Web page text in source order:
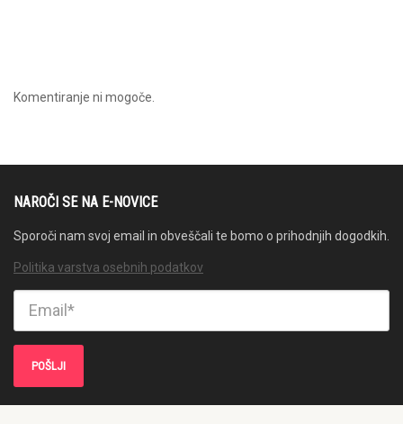
Komentiranje ni mogoče.
NAROČI SE NA E-NOVICE
Sporoči nam svoj email in obveščali te bomo o prihodnjih dogodkih.
Politika varstva osebnih podatkov